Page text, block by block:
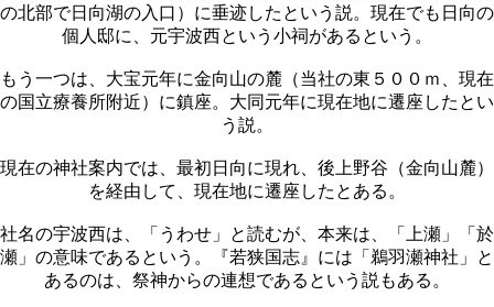
の北部で日向湖の入口）に垂迹したという説。現在でも日向の
個人邸に、元宇波西という小祠があるという。
もう一つは、大宝元年に金向山の麓（当社の東５００ｍ、現在
の国立療養所附近）に鎮座。大同元年に現在地に遷座したとい
う説。
現在の神社案内では、最初日向に現れ、後上野谷（金向山麓）
を経由して、現在地に遷座したとある。
社名の宇波西は、「うわせ」と読むが、本来は、「上瀬」「於
瀬」の意味であるという。『若狭国志』には「鵜羽瀬神社」と
あるのは、祭神からの連想であるという説もある。